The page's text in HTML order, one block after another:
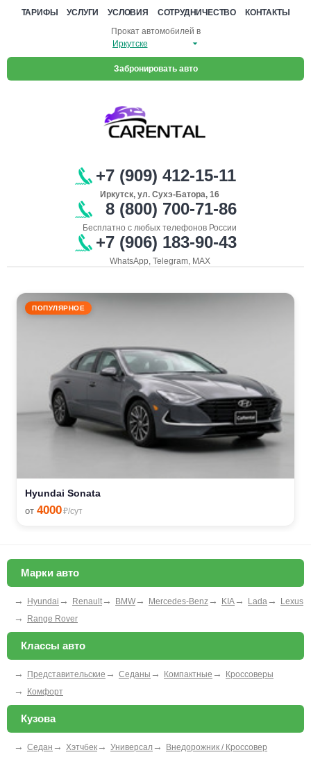
ТАРИФЫ УСЛУГИ УСЛОВИЯ СОТРУДНИЧЕСТВО
КОНТАКТЫ
Прокат автомобилей в
Забронировать авто
+7 (909) 412-15-11
Иркутск, ул. Сухэ-Батора, 16
8 (800) 700-71-86
Бесплатно с любых телефонов России
+7 (906) 183-90-43
WhatsApp, Telegram, MAX
ПОПУЛЯРНОЕ
Hyundai Sonata
от 4000₽/сут
Марки авто
→ Hyundai → Renault → BMW → Mercedes-Benz → KIA → Lada → Lexus
→ Range Rover
Классы авто
→ Представительские → Седаны → Компактные → Кроссоверы
→ Комфорт
Кузова
→ Седан → Хэтчбек → Универсал → Внедорожник / Кроссовер